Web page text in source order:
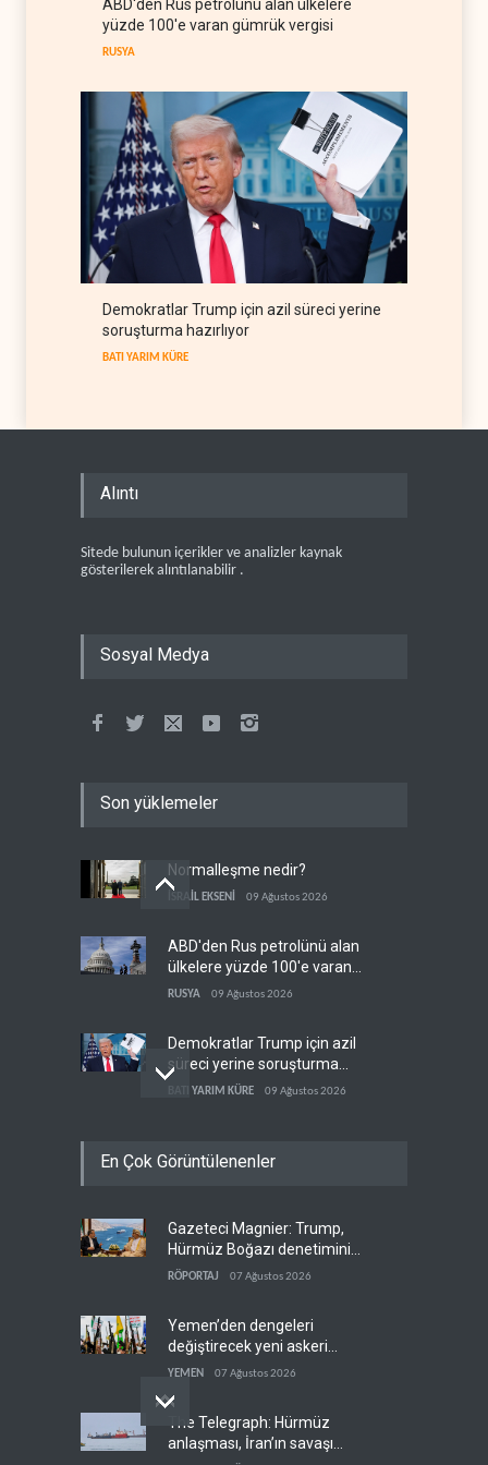
The Guardian: Trump’ın İran
stratejisi alay konusu oldu
ABD'den Rus petrolünü alan ülkelere
yüzde 100'e varan gümrük vergisi
RUSYA
Demokratlar Trump için azil süreci yerine
soruşturma hazırlıyor
BATI YARIM KÜRE
Alıntı
Sitede bulunun içerikler ve analizler kaynak
gösterilerek alıntılanabilir .
Sosyal Medya
Son yüklemeler
Normalleşme nedir?
İSRAİL EKSENİ 09 Ağustos 2026
ABD'den Rus petrolünü alan
ülkelere yüzde 100'e varan
gümrük vergisi
RUSYA 09 Ağustos 2026
Demokratlar Trump için azil
süreci yerine soruşturma
hazırlıyor
BATI YARIM KÜRE 09 Ağustos 2026
Afrika'daki petrol
Pentagon silah şirketlerine
21 gün süre verdi
BATI YARIM KÜRE
En Çok Görüntülenenler
Gazeteci Magnier: Trump,
Hürmüz Boğazı denetimini
doğrudan İran ve Umman'a
RÖPORTAJ 07 Ağustos 2026
Yemen’den dengeleri
değiştirecek yeni askeri
denklem
YEMEN 07 Ağustos 2026
The Telegraph: Hürmüz
anlaşması, İran’ın savaşı